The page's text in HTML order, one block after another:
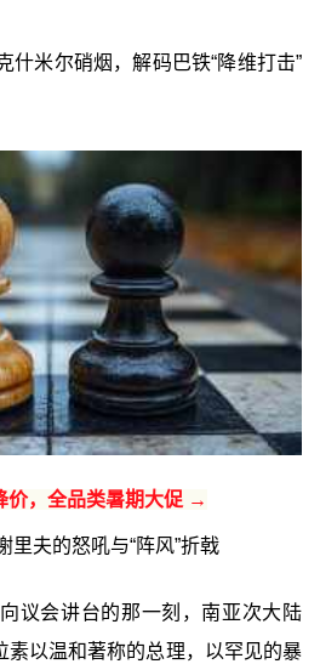
米尔硝烟，解码巴铁“降维打击”
价，全品类暑期大促 →
里夫的怒吼与“阵风”折戟
议会讲台的那一刻，南亚次大陆
素以温和著称的总理，以罕见的暴